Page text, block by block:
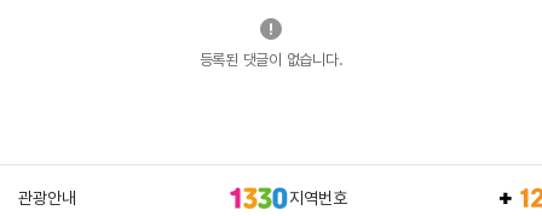
등록된 댓글이 없습니다.
관광안내 지역번호